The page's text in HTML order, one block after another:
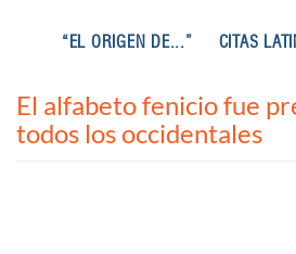
“EL ORIGEN DE...” CITAS
El alfabeto fenicio fue
todos los occidentales